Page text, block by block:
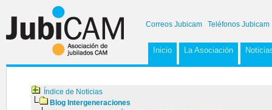
Correos Jubicam Teléfonos Jubicam
Inicio La Asociación
Índice de Noticias
Blog Intergeneraciones